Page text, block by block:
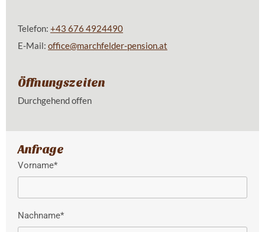
Telefon: +43 676 4924490
E-Mail: office@marchfelder-pension.at
Öffnungszeiten
Durchgehend offen
Anfrage
Vorname*
Nachname*